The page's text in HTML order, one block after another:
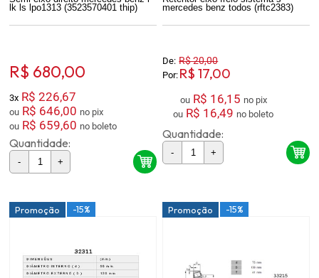
lk ls lpo1313 (3523570401 thip)
R$ 680,00
3x R$ 226,67
ou R$ 646,00
no pix
ou R$ 659,60 no boleto
Quantidade:
- +
mercedes benz todos (rftc2383)
De: R$ 20,00
Por: R$ 17,00
ou R$ 16,15
no pix
ou R$ 16,49 no boleto
Quantidade:
- +
Promoção -15% Promoção -15%